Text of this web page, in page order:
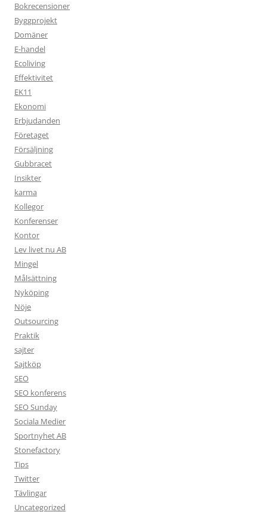
Bokrecensioner
Byggprojekt
Domäner
E-handel
Ecoliving
Effektivitet
EK11
Ekonomi
Erbjudanden
Företaget
Försäljning
Gubbracet
Insikter
karma
Kollegor
Konferenser
Kontor
Lev livet nu AB
Mingel
Målsättning
Nyköping
Nöje
Outsourcing
Praktik
sajter
Sajtköp
SEO
SEO konferens
SEO Sunday
Sociala Medier
Sportnyhet AB
Stonefactory
Tips
Twitter
Tävlingar
Uncategorized